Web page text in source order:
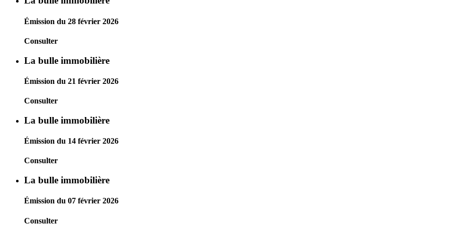
Émission du 28 février 2026
Consulter
La bulle immobilière
Émission du 21 février 2026
Consulter
La bulle immobilière
Émission du 14 février 2026
Consulter
La bulle immobilière
Émission du 07 février 2026
Consulter